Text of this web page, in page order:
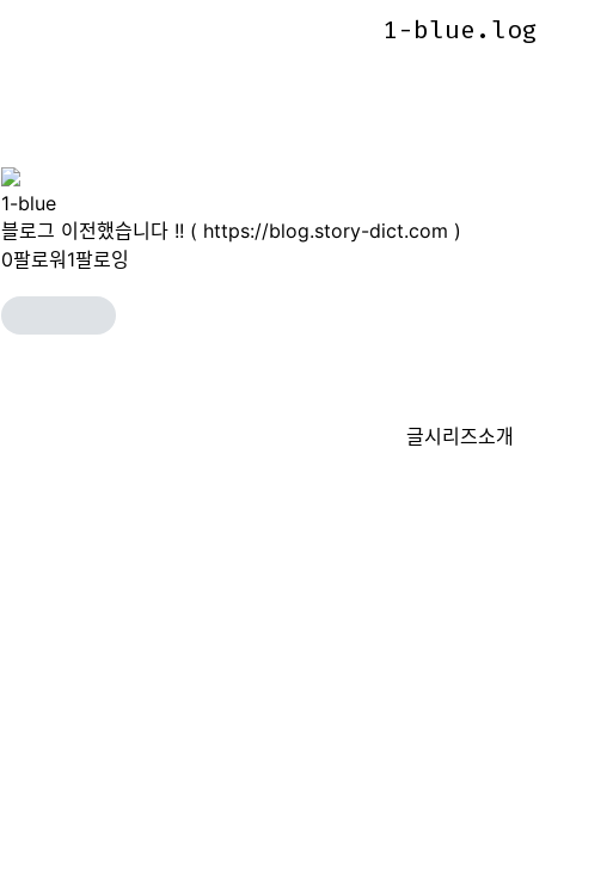
1-blue.log
1-blue.log
1-blue
블로그 이전했습니다 !! ( https://blog.story-dict.com )
0팔로워 1팔로잉
글시리즈소개